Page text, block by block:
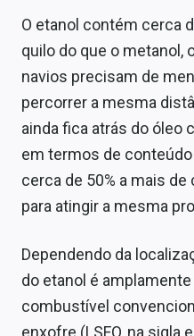
O etanol contém cerca
quilo do que o metanol,
navios precisam de
percorrer a mesma
ainda fica atrás do óleo
em termos de
cerca de 50% a mais
para atingir a mesma
Dependendo da
do etanol é
combustível